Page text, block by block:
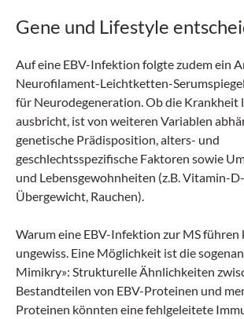
Gene und Lifestyle
Auf eine EBV-Infektion folgte zudem ein
Neurofilament-Leichtketten-
für Neurodegeneration. Ob die Krankheit
ausbricht, ist von weiteren Variablen
genetische Prädisposition, alters- und
geschlechtsspezifische Faktoren sowie
und Lebensgewohnheiten (z.B. Vitamin-D-
Übergewicht, Rauchen).
Warum eine EBV-Infektion zur MS führen
ungewiss. Eine Möglichkeit ist die
Mimikry»: Strukturelle Ähnlichkeiten
Bestandteilen von EBV-Proteinen und
Proteinen könnten eine fehlgeleitete